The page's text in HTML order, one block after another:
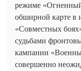
режиме
обширной карте в
«Совместных
судьбами
кампании
совершенно